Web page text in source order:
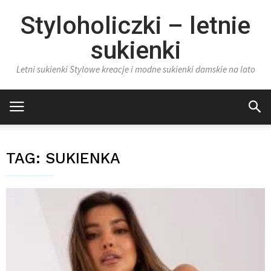
Styloholiczki – letnie
sukienki
Letni sukienki Stylowe kreacje i modne sukienki damskie na lato
TAG: SUKIENKA